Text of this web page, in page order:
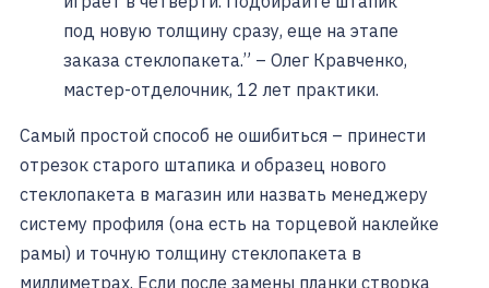
под новую толщину сразу, еще на этапе
заказа стеклопакета.” – Олег Кравченко,
мастер-отделочник, 12 лет практики.
Самый простой способ не ошибиться – принести
отрезок старого штапика и образец нового
стеклопакета в магазин или назвать менеджеру
систему профиля (она есть на торцевой наклейке
рамы) и точную толщину стеклопакета в
миллиметрах. Если после замены планки створка